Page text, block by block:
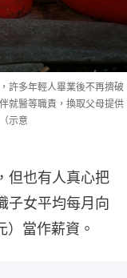
許多年輕人畢業後不再擠破
就醫等職責，換取父母提供
示意
但也有人真心把
子女平均每月向
當作薪資。